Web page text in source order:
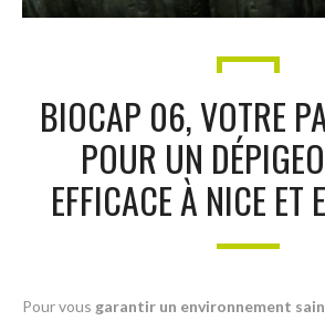
BIOCAP 06, VOTRE
POUR UN
EFFICACE À NICE ET
Pour vous garantir un environnement sain